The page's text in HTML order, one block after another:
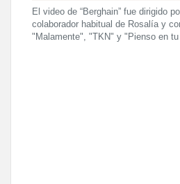
El video de “Berghain” fue dirigido
colaborador habitual de Rosalía y
"Malamente", "TKN" y "Pienso en